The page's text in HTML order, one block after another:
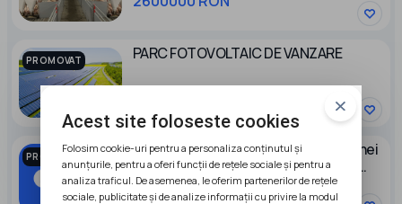
PROMOVAT PARC FOTOVOLTAIC DE VANZARE
PROMOVAT
Caut partener pentru dezvoltarea unei
afaceri in domeniul stocarii energiei
electrice
Acest site foloseste cookies
Folosim cookie-uri pentru a personaliza conținutul și
anunțurile, pentru a oferi funcții de rețele sociale și pentru a
analiza traficul. De asemenea, le oferim partenerilor de rețele
sociale, publicitate și de analize informații cu privire la modul